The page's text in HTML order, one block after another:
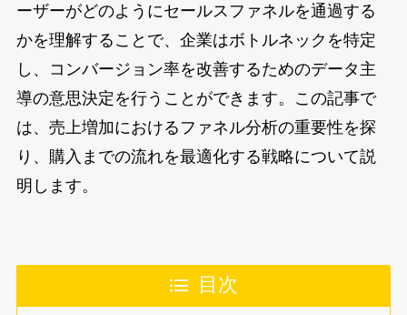
ーザーがどのようにセールスファネルを通過する
かを理解することで、企業はボトルネックを特定
し、コンバージョン率を改善するためのデータ主
導の意思決定を行うことができます。この記事で
は、売上増加におけるファネル分析の重要性を探
り、購入までの流れを最適化する戦略について説
明します。
目次